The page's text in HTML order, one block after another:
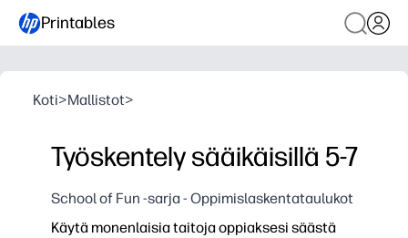
Printables
Koti>Mallistot>
Työskentely sääikäisillä 5-7
School of Fun -sarja - Oppimislaskentataulukot
Käytä monenlaisia taitoja oppiaksesi säästä